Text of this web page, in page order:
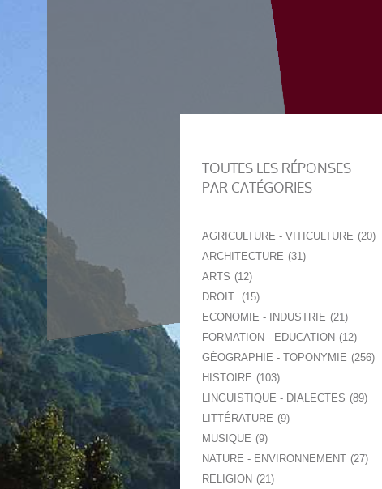
TOUTES LES RÉPONSES
PAR CATÉGORIES
AGRICULTURE - VITICULTURE
20
ARCHITECTURE
31
ARTS
12
DROIT
15
ECONOMIE - INDUSTRIE
21
FORMATION - EDUCATION
12
GÉOGRAPHIE - TOPONYMIE
256
HISTOIRE
103
LINGUISTIQUE - DIALECTES
89
LITTÉRATURE
9
MUSIQUE
9
NATURE - ENVIRONNEMENT 27
RELIGION
21